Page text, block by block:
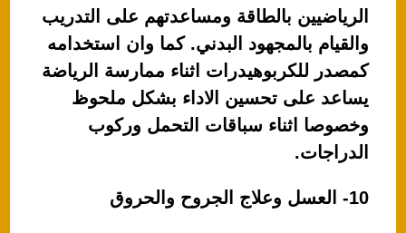
الرياضيين بالطاقة ومساعدتهم على التدريب
والقيام بالمجهود البدني. كما وان استخدامه
كمصدر للكربوهيدرات اثناء ممارسة الرياضة
يساعد على تحسين الاداء بشكل ملحوظ
وخصوصا اثناء سباقات التحمل وركوب
الدراجات.
10- العسل وعلاج الجروح والحروق